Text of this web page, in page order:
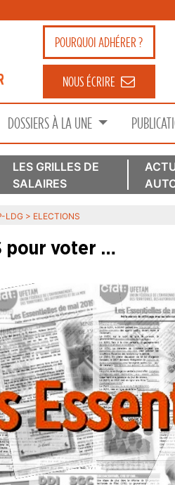
POURQUOIADHÉRER ?
NOUS ÉCRIRE
DOSSIERS À LA UNE
LES GRILLES DE
SALAIRES
LDG > ELECTIONS
pour voter …